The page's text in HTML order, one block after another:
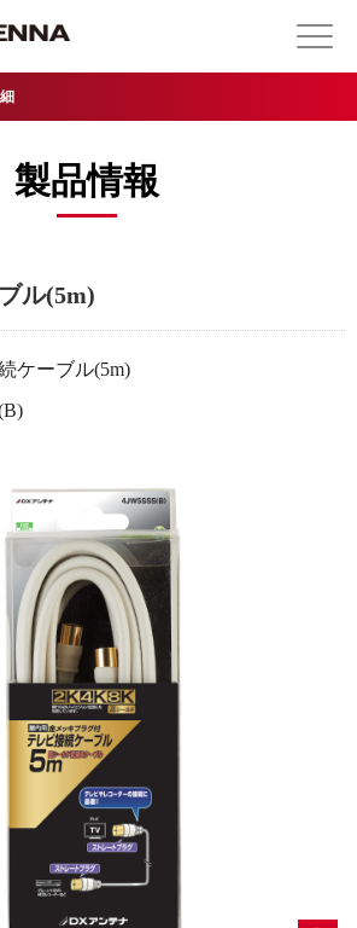
製品情報
ル(5m)
ケーブル(5m)